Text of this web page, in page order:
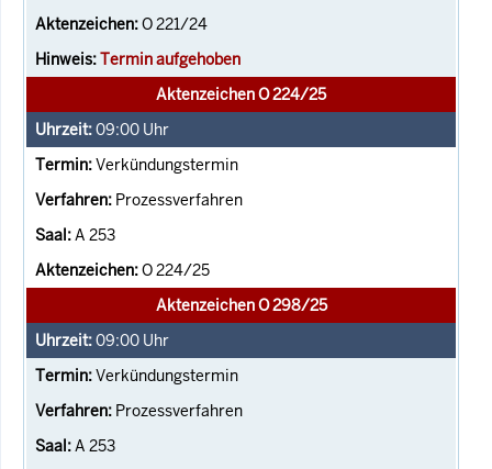
O 221/24
Termin aufgehoben
Aktenzeichen O 224/25
09:00 Uhr
Verkündungstermin
Prozessverfahren
A 253
O 224/25
Aktenzeichen O 298/25
09:00 Uhr
Verkündungstermin
Prozessverfahren
A 253